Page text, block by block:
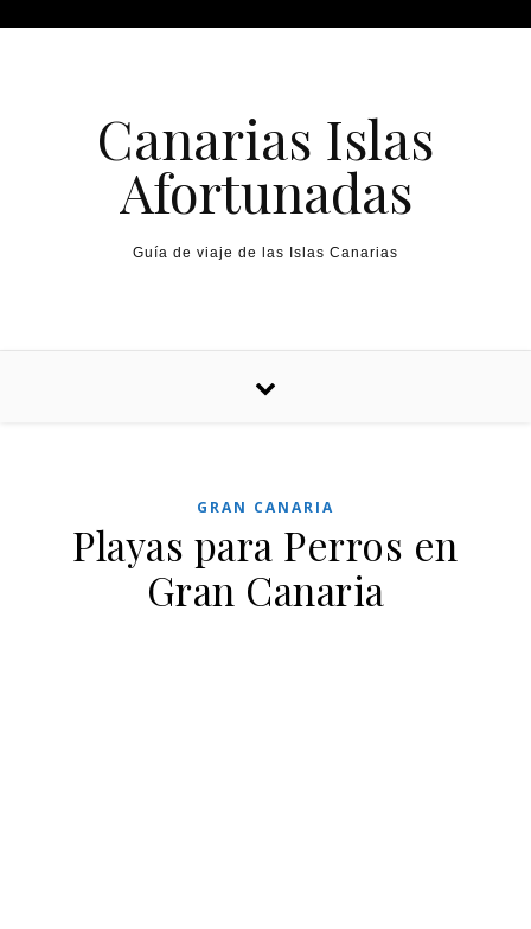
Canarias Islas
Afortunadas
Guía de viaje de las Islas Canarias
GRAN CANARIA
Playas para Perros en
Gran Canaria